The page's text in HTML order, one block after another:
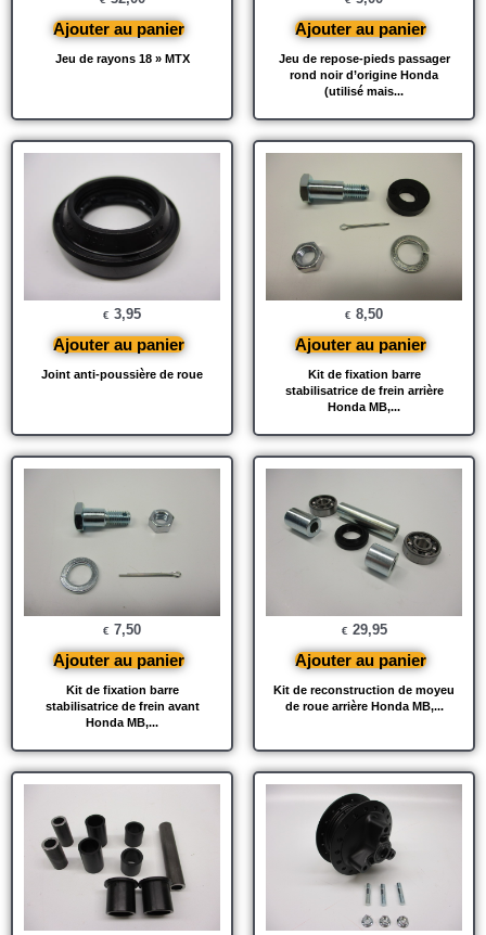
Jeu de rayons 18 » MTX
Ajouter au panier
Jeu de repose-pieds passager
rond noir d’origine Honda
(utilisé mais...
Ajouter au panier
Joint anti-poussière de roue
€ 3,95
Ajouter au panier
Kit de fixation barre
stabilisatrice de frein arrière
Honda MB,...
€ 8,50
Ajouter au panier
Kit de fixation barre
stabilisatrice de frein avant
Honda MB,...
€ 7,50
Ajouter au panier
Kit de reconstruction de moyeu
de roue arrière Honda MB,...
€ 29,95
Ajouter au panier